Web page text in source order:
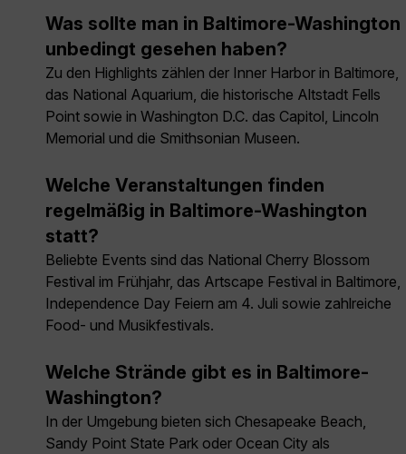
Was sollte man in Baltimore-Washington
unbedingt gesehen haben?
Zu den Highlights zählen der Inner Harbor in Baltimore,
das National Aquarium, die historische Altstadt Fells
Point sowie in Washington D.C. das Capitol, Lincoln
Memorial und die Smithsonian Museen.
Welche Veranstaltungen finden
regelmäßig in Baltimore-Washington
statt?
Beliebte Events sind das National Cherry Blossom
Festival im Frühjahr, das Artscape Festival in Baltimore,
Independence Day Feiern am 4. Juli sowie zahlreiche
Food- und Musikfestivals.
Welche Strände gibt es in Baltimore-
Washington?
In der Umgebung bieten sich Chesapeake Beach,
Sandy Point State Park oder Ocean City als